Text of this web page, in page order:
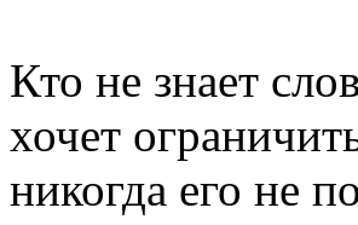
Кто не знает
хочет
никогда его не